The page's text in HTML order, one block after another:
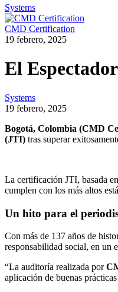
Systems
CMD Certification
19 febrero, 2025
El
Systems
19 febrero, 2025
Bogotá, Colombia (CMD
(JTI) tras superar
La certificación JTI, basada
cumplen con los más altos
Un hito para el
Con más de 137 años de
responsabilidad social, en un
“La auditoría realizada por
aplicación de buenas